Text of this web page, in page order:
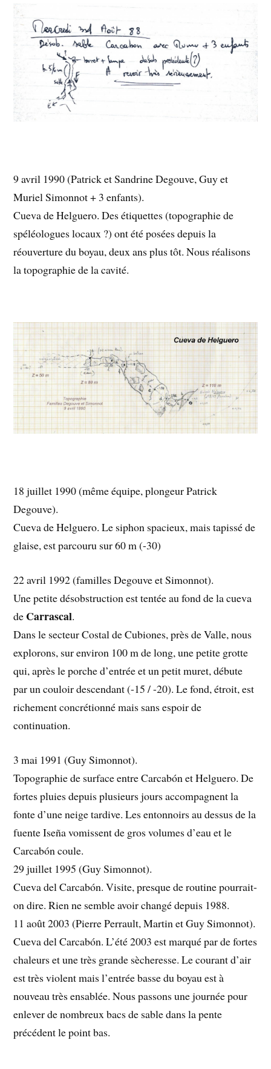
9 avril 1990 (Patrick et Sandrine Degouve, Guy et
Muriel Simonnot + 3 enfants).
Cueva de Helguero. Des étiquettes (topographie de
spéléologues locaux ?) ont été posées depuis la
réouverture du boyau, deux ans plus tôt. Nous réalisons
la topographie de la cavité.
18 juillet 1990 (même équipe, plongeur Patrick
Degouve).
Cueva de Helguero. Le siphon spacieux, mais tapissé de
glaise, est parcouru sur 60 m (-30)
22 avril 1992 (familles Degouve et Simonnot).
Une petite désobstruction est tentée au fond de la cueva
de Carrascal.
Dans le secteur Costal de Cubiones, près de Valle, nous
explorons, sur environ 100 m de long, une petite grotte
qui, après le porche d’entrée et un petit muret, débute
par un couloir descendant (-15 / -20). Le fond, étroit, est
richement concrétionné mais sans espoir de
continuation.
3 mai 1991 (Guy Simonnot).
Topographie de surface entre Carcabón et Helguero. De
fortes pluies depuis plusieurs jours accompagnent la
fonte d’une neige tardive. Les entonnoirs au dessus de la
fuente Iseña vomissent de gros volumes d’eau et le
Carcabón coule.
29 juillet 1995 (Guy Simonnot).
Cueva del Carcabón. Visite, presque de routine pourrait-
on dire. Rien ne semble avoir changé depuis 1988.
11 août 2003 (Pierre Perrault, Martin et Guy Simonnot).
Cueva del Carcabón. L’été 2003 est marqué par de fortes
chaleurs et une très grande sècheresse. Le courant d’air
est très violent mais l’entrée basse du boyau est à
nouveau très ensablée. Nous passons une journée pour
enlever de nombreux bacs de sable dans la pente
précédent le point bas.